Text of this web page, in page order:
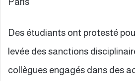
Des étudiants ont protesté
levée des sanctions
collègues engagés dans des